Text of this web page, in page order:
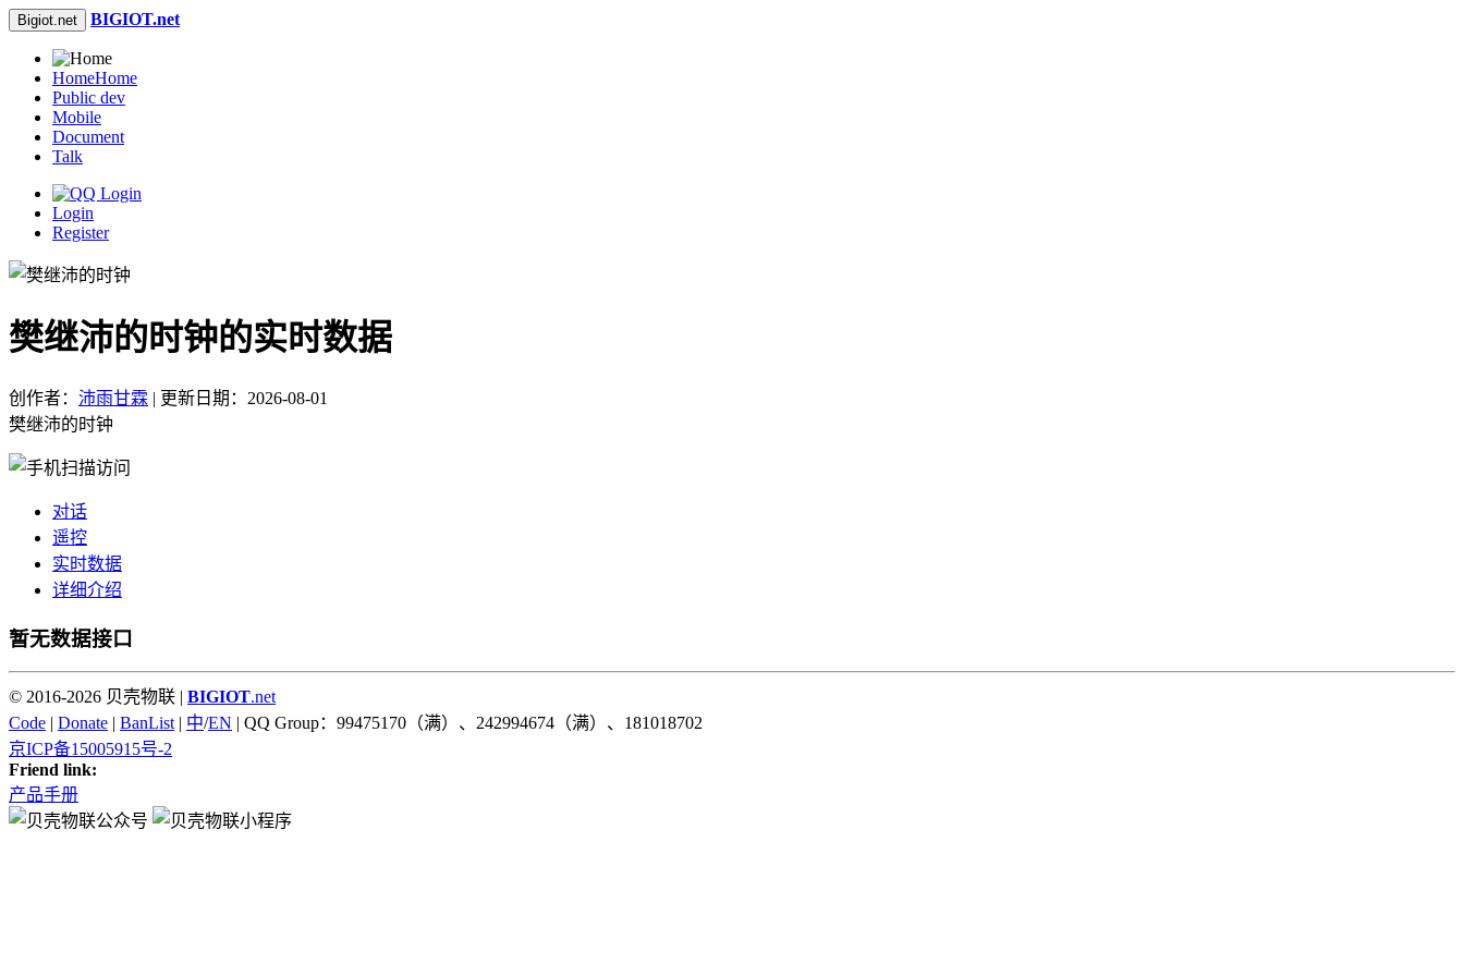
Bigiot.net BIGIOT.net
HomeHome
Public dev
Mobile
Document
Talk
Login
Register
樊继沛的时钟的实时数据
创作者： 沛雨甘霖 | 更新日期：2026-08-01
樊继沛的时钟
对话
遥控
实时数据
详细介绍
暂无数据接口
© 2016-2026 贝壳物联 | BIGIOT.net
Code | Donate | BanList | 中/EN | QQ Group：99475170（满）、242994674（满）、181018702
京ICP备15005915号-2
Friend link:
产品手册